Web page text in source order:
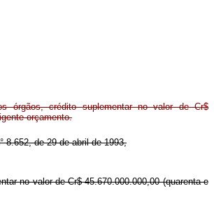
órgãos, crédito suplementar no valor de Cr$
orçamento.
8.652, de 29 de abril de 1993,
no valor de Cr$ 45.670.000.000,00 (quarenta e